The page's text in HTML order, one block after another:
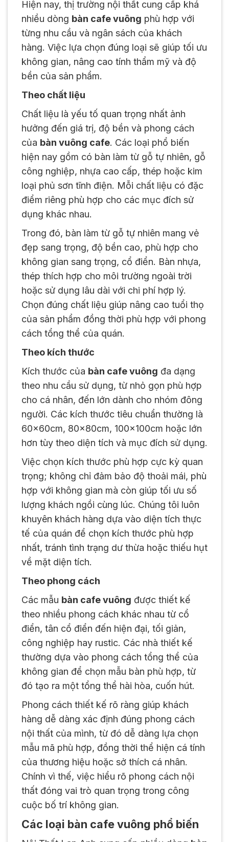
Hiện nay, thị trường nội thất cung cấp khá
nhiều dòng bàn cafe vuông phù hợp với
từng nhu cầu và ngân sách của khách
hàng. Việc lựa chọn đúng loại sẽ giúp tối ưu
không gian, nâng cao tính thẩm mỹ và độ
bền của sản phẩm.
Theo chất liệu
Chất liệu là yếu tố quan trọng nhất ảnh
hưởng đến giá trị, độ bền và phong cách
của bàn vuông cafe. Các loại phổ biến
hiện nay gồm có bàn làm từ gỗ tự nhiên, gỗ
công nghiệp, nhựa cao cấp, thép hoặc kim
loại phủ sơn tĩnh điện. Mỗi chất liệu có đặc
điểm riêng phù hợp cho các mục đích sử
dụng khác nhau.
Trong đó, bàn làm từ gỗ tự nhiên mang vẻ
đẹp sang trọng, độ bền cao, phù hợp cho
không gian sang trọng, cổ điển. Bàn nhựa,
thép thích hợp cho môi trường ngoài trời
hoặc sử dụng lâu dài với chi phí hợp lý.
Chọn đúng chất liệu giúp nâng cao tuổi thọ
của sản phẩm đồng thời phù hợp với phong
cách tổng thể của quán.
Theo kích thước
Kích thước của bàn cafe vuông đa dạng
theo nhu cầu sử dụng, từ nhỏ gọn phù hợp
cho cá nhân, đến lớn dành cho nhóm đông
người. Các kích thước tiêu chuẩn thường là
60x60cm, 80x80cm, 100x100cm hoặc lớn
hơn tùy theo diện tích và mục đích sử dụng.
Việc chọn kích thước phù hợp cực kỳ quan
trọng; không chỉ đảm bảo độ thoải mái, phù
hợp với không gian mà còn giúp tối ưu số
lượng khách ngồi cùng lúc. Chúng tôi luôn
khuyên khách hàng dựa vào diện tích thực
tế của quán để chọn kích thước phù hợp
nhất, tránh tình trạng dư thừa hoặc thiếu hụt
về mặt diện tích.
Theo phong cách
Các mẫu bàn cafe vuông được thiết kế
theo nhiều phong cách khác nhau từ cổ
điển, tân cổ điển đến hiện đại, tối giản,
công nghiệp hay rustic. Các nhà thiết kế
thường dựa vào phong cách tổng thể của
không gian để chọn mẫu bàn phù hợp, từ
đó tạo ra một tổng thể hài hòa, cuốn hút.
Phong cách thiết kế rõ ràng giúp khách
hàng dễ dàng xác định đúng phong cách
nội thất của mình, từ đó dễ dàng lựa chọn
mẫu mã phù hợp, đồng thời thể hiện cá tính
của thương hiệu hoặc sở thích cá nhân.
Chính vì thế, việc hiểu rõ phong cách nội
thất đóng vai trò quan trọng trong công
cuộc bố trí không gian.
Các loại bàn cafe vuông phổ biến